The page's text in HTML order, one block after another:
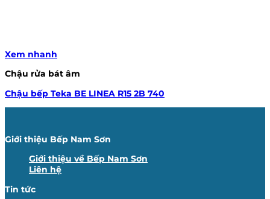
Xem nhanh
Chậu rửa bát âm
Chậu bếp Teka BE LINEA R15 2B 740
Giới thiệu Bếp Nam Sơn
Giới thiệu về Bếp Nam Sơn
Liên hệ
Tin tức